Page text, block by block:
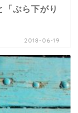
ぶら下がり
2018-06-19